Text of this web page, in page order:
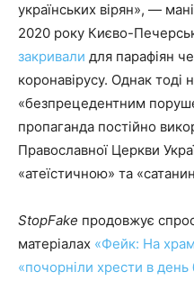
українських вірян», —
2020 року Києво-
закривали для парафіян
коронавірусу. Однак тоді
«безпрецедентним
пропаганда постійно
Православної Церкви
«атеїстичною» та
StopFake продовжує
матеріалах «Фейк: На
«почорніли хрести в